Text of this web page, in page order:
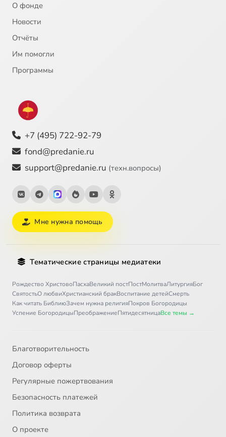
О фонде
Новости
Отчёты
Им помогли
Программы
+7 (495) 722-92-79
fond@predanie.ru
support@predanie.ru (техн.вопросы)
Мне нужна помощь
Тематические страницы медиатеки
Рождество ХристовоПасхаВеликий постПостМолитваЛитургияБог
СвятостьО любвиХристианский бракВоспитание детейСмерть
Как читать БиблиюЗачем нужна религияПокров Богородицы
Успение БогородицыПреображениеПятидесятницаВсе темы →
Благотворительность
Договор оферты
Регулярные пожертвования
Безопасность платежей
Политика возврата
О проекте